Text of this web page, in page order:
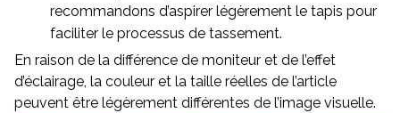
recommandons d’aspirer légèrement le tapis pour
faciliter le processus de tassement.
En raison de la différence de moniteur et de l’effet
d’éclairage, la couleur et la taille réelles de l’article
peuvent être légèrement différentes de l’image visuelle.